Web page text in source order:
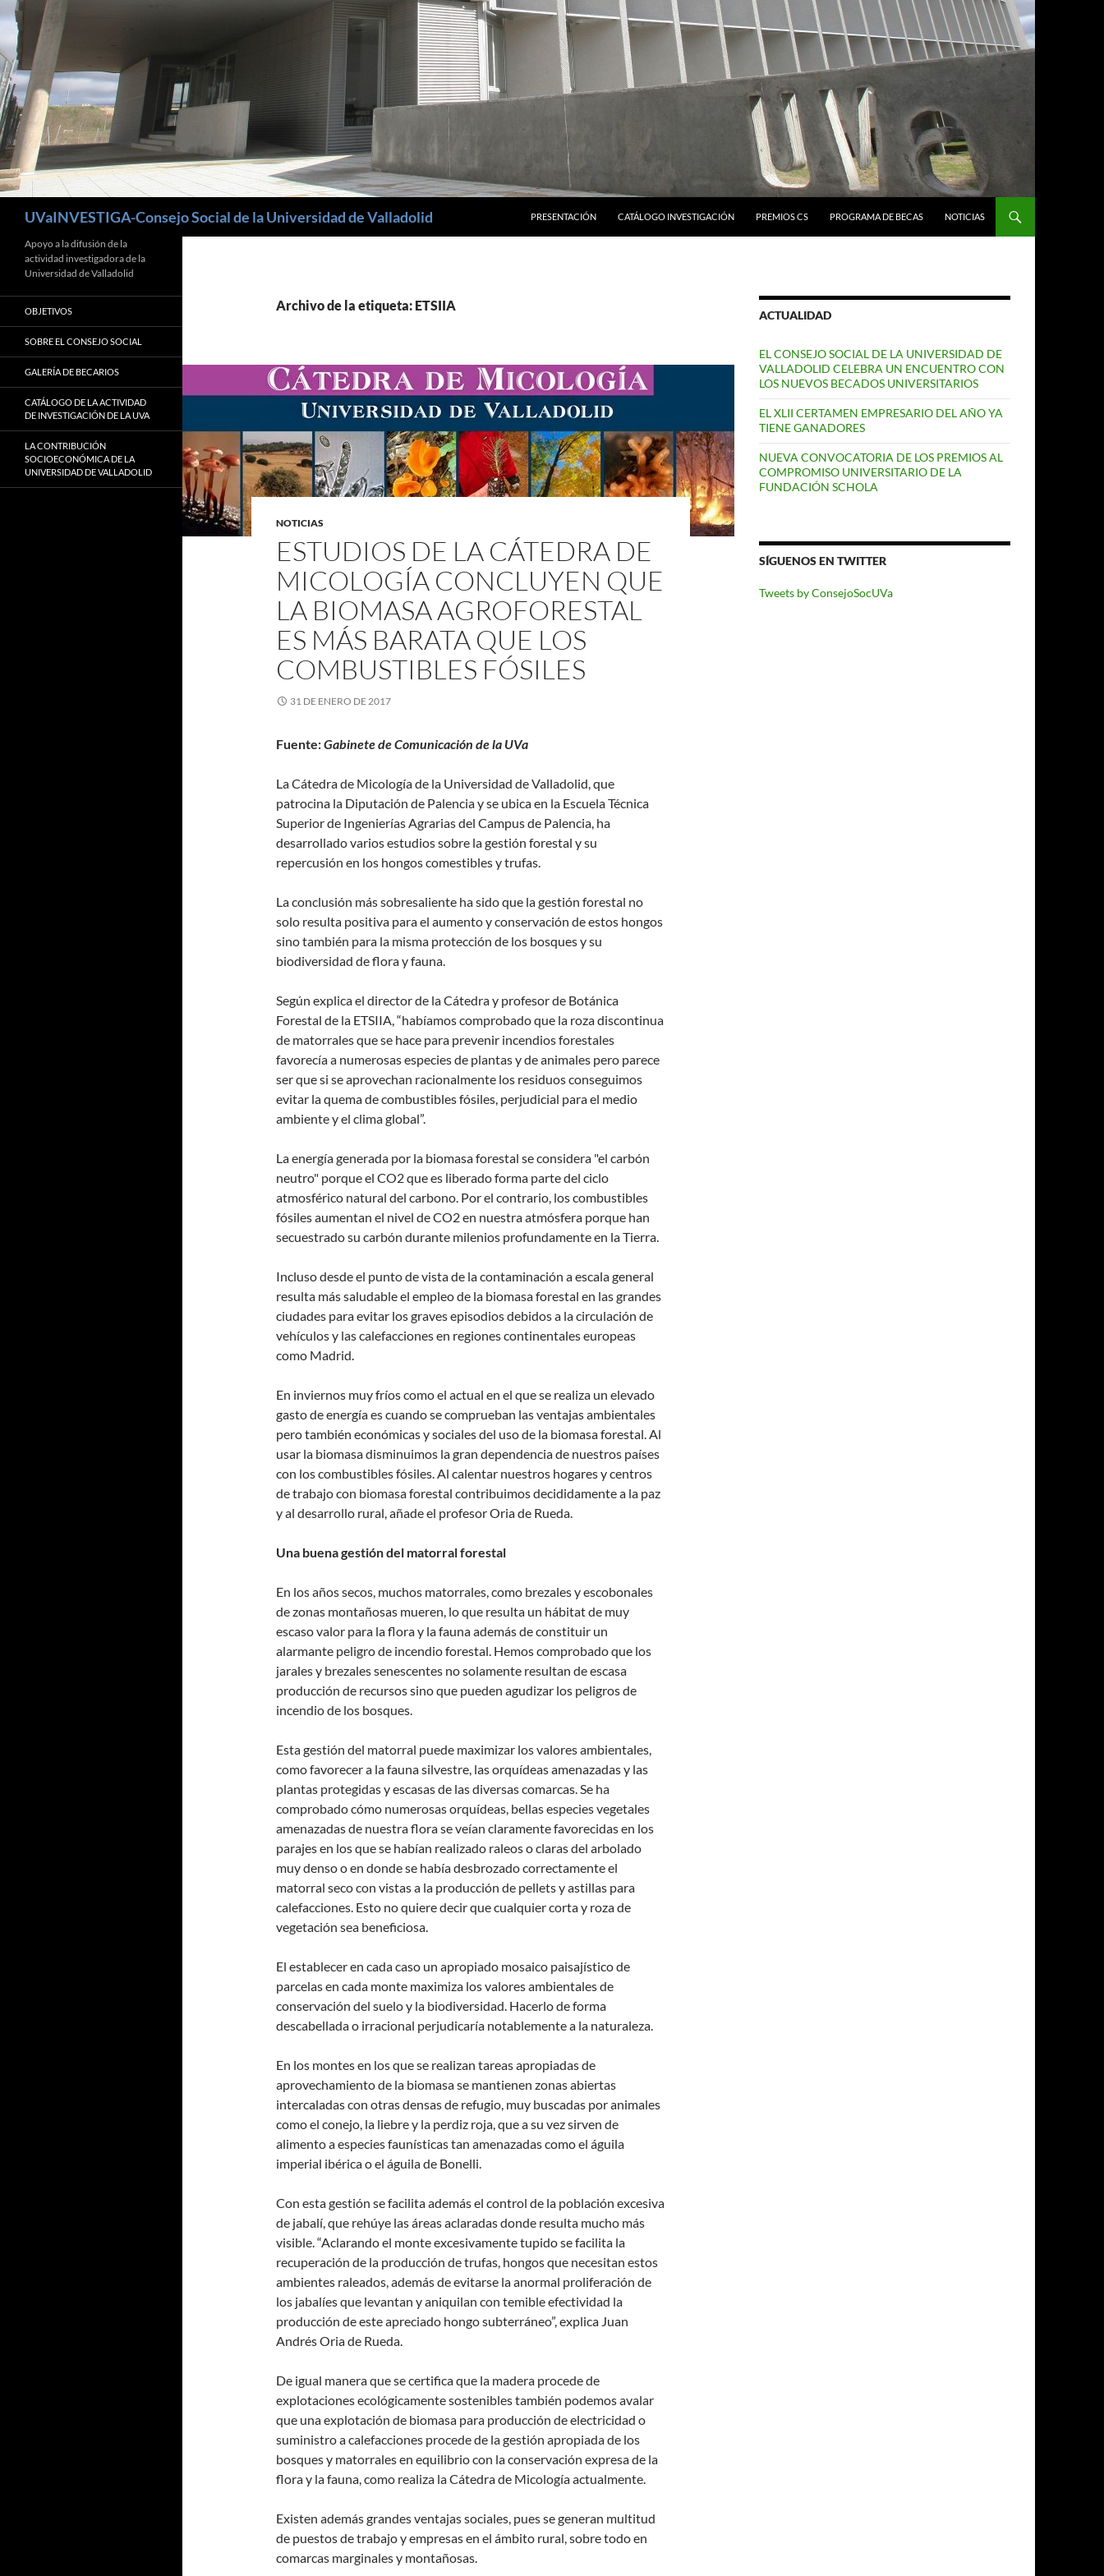
UVaINVESTIGA-Consejo Social de la Universidad de Valladolid
PRESENTACIÓN
CATÁLOGO INVESTIGACIÓN PREMIOS CS PROGRAMA DE BECAS NOTICIAS
Archivo de la etiqueta: ETSIIA
NOTICIAS
ESTUDIOS DE LA CÁTEDRA DE
MICOLOGÍA CONCLUYEN QUE
LA BIOMASA AGROFORESTAL
ES MÁS BARATA QUE LOS
COMBUSTIBLES FÓSILES
31 DE ENERO DE 2017
Fuente:Gabinete de Comunicación de la UVa
La Cátedra de Micología de la Universidad de Valladolid, que
patrocina la Diputación de Palencia y se ubica en la Escuela Técnica
Superior de Ingenierías Agrarias del Campus de Palencia, ha
desarrollado varios estudios sobre la gestión forestal y su
repercusión en los hongos comestibles y trufas.
La conclusión más sobresaliente ha sido que la gestión forestal no
solo resulta positiva para el aumento y conservación de estos hongos
sino también para la misma protección de los bosques y su
biodiversidad de flora y fauna.
Según explica el director de la Cátedra y profesor de Botánica
Forestal de la ETSIIA, “habíamos comprobado que la roza discontinua
de matorrales que se hace para prevenir incendios forestales
favorecía a numerosas especies de plantas y de animales pero parece
ser que si se aprovechan racionalmente los residuos conseguimos
evitar la quema de combustibles fósiles, perjudicial para el medio
ambiente y el clima global”.
La energía generada por la biomasa forestal se considera "el carbón
neutro" porque el CO2 que es liberado forma parte del ciclo
atmosférico natural del carbono. Por el contrario, los combustibles
fósiles aumentan el nivel de CO2 en nuestra atmósfera porque han
secuestrado su carbón durante milenios profundamente en la Tierra.
Incluso desde el punto de vista de la contaminación a escala general
resulta más saludable el empleo de la biomasa forestal en las grandes
ciudades para evitar los graves episodios debidos a la circulación de
vehículos y las calefacciones en regiones continentales europeas
como Madrid.
En inviernos muy fríos como el actual en el que se realiza un elevado
gasto de energía es cuando se comprueban las ventajas ambientales
pero también económicas y sociales del uso de la biomasa forestal. Al
usar la biomasa disminuimos la gran dependencia de nuestros países
con los combustibles fósiles. Al calentar nuestros hogares y centros
de trabajo con biomasa forestal contribuimos decididamente a la paz
y al desarrollo rural, añade el profesor Oria de Rueda.
Una buena gestión del matorral forestal
En los años secos, muchos matorrales, como brezales y escobonales
de zonas montañosas mueren, lo que resulta un hábitat de muy
escaso valor para la flora y la fauna además de constituir un
alarmante peligro de incendio forestal. Hemos comprobado que los
jarales y brezales senescentes no solamente resultan de escasa
producción de recursos sino que pueden agudizar los peligros de
incendio de los bosques.
Esta gestión del matorral puede maximizar los valores ambientales,
como favorecer a la fauna silvestre, las orquídeas amenazadas y las
plantas protegidas y escasas de las diversas comarcas. Se ha
comprobado cómo numerosas orquídeas, bellas especies vegetales
amenazadas de nuestra flora se veían claramente favorecidas en los
parajes en los que se habían realizado raleos o claras del arbolado
muy denso o en donde se había desbrozado correctamente el
matorral seco con vistas a la producción de pellets y astillas para
calefacciones. Esto no quiere decir que cualquier corta y roza de
vegetación sea beneficiosa.
El establecer en cada caso un apropiado mosaico paisajístico de
parcelas en cada monte maximiza los valores ambientales de
conservación del suelo y la biodiversidad. Hacerlo de forma
descabellada o irracional perjudicaría notablemente a la naturaleza.
En los montes en los que se realizan tareas apropiadas de
aprovechamiento de la biomasa se mantienen zonas abiertas
intercaladas con otras densas de refugio, muy buscadas por animales
como el conejo, la liebre y la perdiz roja, que a su vez sirven de
alimento a especies faunísticas tan amenazadas como el águila
imperial ibérica o el águila de Bonelli.
Con esta gestión se facilita además el control de la población excesiva
de jabalí, que rehúye las áreas aclaradas donde resulta mucho más
visible. “Aclarando el monte excesivamente tupido se facilita la
recuperación de la producción de trufas, hongos que necesitan estos
ambientes raleados, además de evitarse la anormal proliferación de
los jabalíes que levantan y aniquilan con temible efectividad la
producción de este apreciado hongo subterráneo”, explica Juan
Andrés Oria de Rueda.
De igual manera que se certifica que la madera procede de
explotaciones ecológicamente sostenibles también podemos avalar
que una explotación de biomasa para producción de electricidad o
suministro a calefacciones procede de la gestión apropiada de los
bosques y matorrales en equilibrio con la conservación expresa de la
flora y la fauna, como realiza la Cátedra de Micología actualmente.
Existen además grandes ventajas sociales, pues se generan multitud
de puestos de trabajo y empresas en el ámbito rural, sobre todo en
comarcas marginales y montañosas.
ACTUALIDAD
EL CONSEJO SOCIAL DE LA UNIVERSIDAD DE
VALLADOLID CELEBRA UN ENCUENTRO CON
LOS NUEVOS BECADOS UNIVERSITARIOS
EL XLII CERTAMEN EMPRESARIO DEL AÑO YA
TIENE GANADORES
NUEVA CONVOCATORIA DE LOS PREMIOS AL
COMPROMISO UNIVERSITARIO DE LA
FUNDACIÓN SCHOLA
SÍGUENOS EN TWITTER
Tweets by ConsejoSocUVa
Apoyo a la difusión de la
actividad investigadora de la
Universidad de Valladolid
OBJETIVOS
SOBRE EL CONSEJO SOCIAL
GALERÍA DE BECARIOS
CATÁLOGO DE LA ACTIVIDAD
DE INVESTIGACIÓN DE LA UVA
LA CONTRIBUCIÓN
SOCIOECONÓMICA DE LA
UNIVERSIDAD DE VALLADOLID